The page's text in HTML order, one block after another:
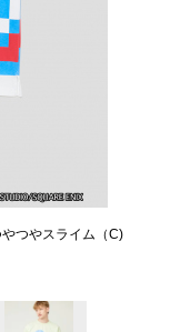
つやスライム（C)